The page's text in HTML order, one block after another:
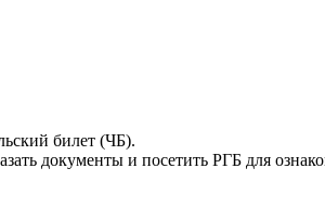
билет (ЧБ).
документы и посетить РГБ для